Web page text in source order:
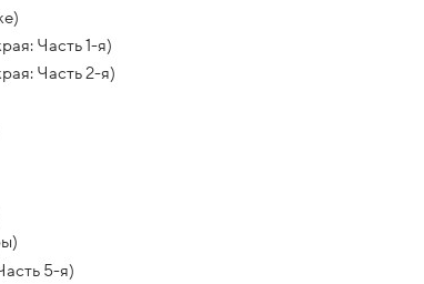
Часть 1-я)
Часть 2-я)
5-я)